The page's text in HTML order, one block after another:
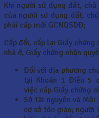
Khi người sử dụng đất,
của người sử dụng đất,
phải cấp mới GCNQSDĐ;
Cấp đổi, cấp lại Giấy chứng
nhà ở, Giấy chứng nhận
Đối với địa phương
tại Khoản 1 Điều 5
việc cấp Giấy chứng
Sở Tài nguyên và
cơ sở tôn giáo; người